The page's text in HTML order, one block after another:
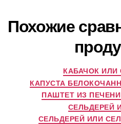
Похожие
КАБАЧОК ИЛИ
КАПУСТА
ПАШТЕТ ИЗ
СЕЛЬДЕРЕЙ
СЕЛЬДЕРЕЙ ИЛИ